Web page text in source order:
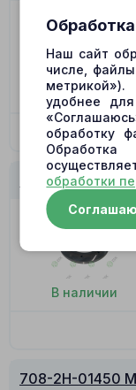
Нет в наличии
708-2H-01450
В наличии
708-2H-01450
Наш сайт
числе,
удобнее
обработку
обработки